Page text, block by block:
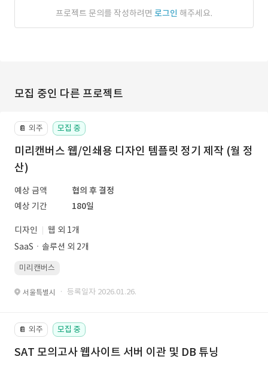
프로젝트 문의를 작성하려면 로그인 해주세요.
모집 중인 다른 프로젝트
📔 외주 모집 중
미리캔버스 웹/인쇄용 디자인 템플릿 정기 제작 (월 정
산)
예상 금액
협의 후 결정
예상 기간
180일
디자인
웹 외 1개
SaaSㆍ솔루션 외 2개
미리캔버스
서울특별시 · 등록일자 2026.01.26.
📔 외주 모집 중
SAT 모의고사 웹사이트 서버 이관 및 DB 튜닝